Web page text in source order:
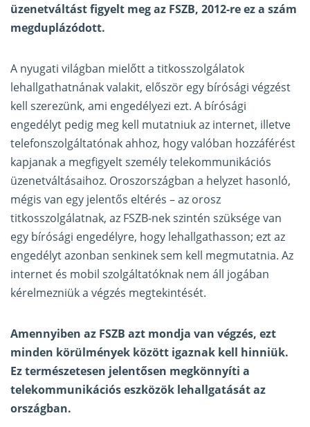
üzenetváltást figyelt meg az FSZB, 2012-re ez a szám
megduplázódott.
A nyugati világban mielőtt a titkosszolgálatok
lehallgathatnának valakit, először egy bírósági végzést
kell szerezünk, ami engedélyezi ezt. A bírósági
engedélyt pedig meg kell mutatniuk az internet, illetve
telefonszolgáltatónak ahhoz, hogy valóban hozzáférést
kapjanak a megfigyelt személy telekommunikációs
üzenetváltásaihoz. Oroszországban a helyzet hasonló,
mégis van egy jelentős eltérés – az orosz
titkosszolgálatnak, az FSZB-nek szintén szüksége van
egy bírósági engedélyre, hogy lehallgathasson; ezt az
engedélyt azonban senkinek sem kell megmutatnia. Az
internet és mobil szolgáltatóknak nem áll jogában
kérelmezniük a végzés megtekintését.
Amennyiben az FSZB azt mondja van végzés, ezt
minden körülmények között igaznak kell hinniük.
Ez természetesen jelentősen megkönnyíti a
telekommunikációs eszközök lehallgatását az
országban.